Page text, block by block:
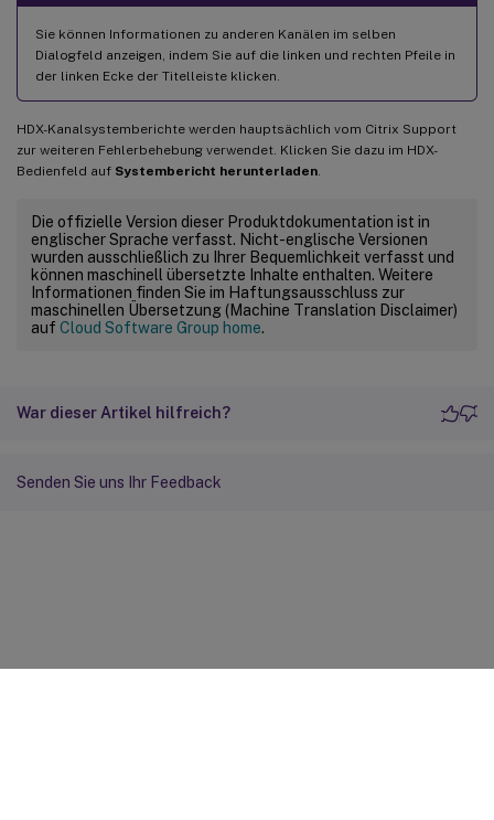
Sie können Informationen zu anderen Kanälen im selben
Dialogfeld anzeigen, indem Sie auf die linken und rechten Pfeile in
der linken Ecke der Titelleiste klicken.
HDX-Kanalsystemberichte werden hauptsächlich vom Citrix Support
zur weiteren Fehlerbehebung verwendet. Klicken Sie dazu im HDX-
Bedienfeld auf Systembericht herunterladen.
Die offizielle Version dieser Produktdokumentation ist in
englischer Sprache verfasst. Nicht-englische Versionen
wurden ausschließlich zu Ihrer Bequemlichkeit verfasst und
können maschinell übersetzte Inhalte enthalten. Weitere
Informationen finden Sie im Haftungsausschluss zur
maschinellen Übersetzung (Machine Translation Disclaimer)
auf Cloud Software Group home.
War dieser Artikel hilfreich?
Senden Sie uns Ihr Feedback